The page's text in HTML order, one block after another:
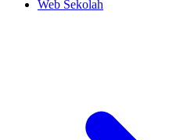
Web Sekolah